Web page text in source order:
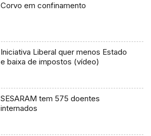
Corvo em confinamento
Iniciativa Liberal quer menos Estado
e baixa de impostos (vídeo)
SESARAM tem 575 doentes
internados